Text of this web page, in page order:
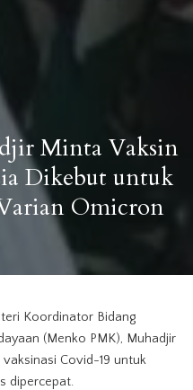
Minta Vaksin
Dikebut untuk
Omicron
Koordinator Bidang
(Menko PMK), Muhadjir
Covid-19 untuk
dipercepat.